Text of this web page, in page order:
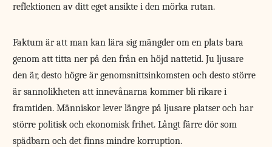
reflektionen av ditt eget ansikte i den mörka rutan.
Faktum är att man kan lära sig mängder om en plats bara
genom att titta ner på den från en höjd nattetid. Ju ljusare
den är, desto högre är genomsnittsinkomsten och desto större
är sannolikheten att innevånarna kommer bli rikare i
framtiden. Människor lever längre på ljusare platser och har
större politisk och ekonomisk frihet. Långt färre dör som
spädbarn och det finns mindre korruption.